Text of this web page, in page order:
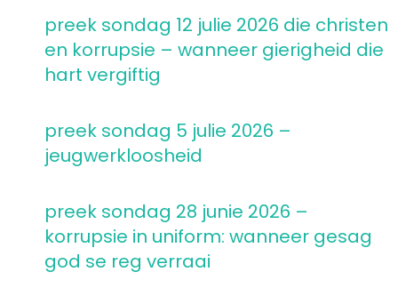
preek sondag 12 julie 2026 die christen
en korrupsie – wanneer gierigheid die
hart vergiftig
preek sondag 5 julie 2026 –
jeugwerkloosheid
preek sondag 28 junie 2026 –
korrupsie in uniform: wanneer gesag
god se reg verraai